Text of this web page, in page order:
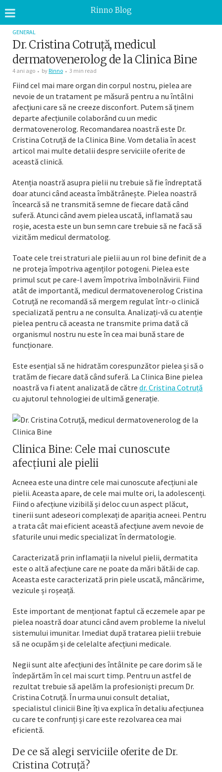
Rinno Blog
GENERAL
Dr. Cristina Cotruță, medicul
dermatovenerolog de la Clinica Bine
4 ani ago byRinno 3 min read
Fiind cel mai mare organ din corpul nostru, pielea are
nevoie de un tratament pe măsură pentru a nu întâlni
afecțiuni care să ne creeze disconfort. Putem să ținem
departe afecțiunile colaborând cu un medic
dermatovenerolog. Recomandarea noastră este Dr.
Cristina Cotruță de la Clinica Bine. Vom detalia în acest
articol mai multe detalii despre serviciile oferite de
această clinică.
Atenția noastră asupra pielii nu trebuie să fie îndreptată
doar atunci când aceasta îmbătrânește. Pielea noastră
încearcă să ne transmită semne de fiecare dată când
suferă. Atunci când avem pielea uscată, inflamată sau
roșie, acesta este un bun semn care trebuie să ne facă să
vizităm medicul dermatolog.
Toate cele trei straturi ale pielii au un rol bine definit de a
ne proteja împotriva agenților potogeni. Pielea este
primul scut pe care-l avem împotriva îmbolnăvirii. Fiind
atât de importantă, medicul dermatovenerolog Cristina
Cotruță ne recomandă să mergem regulat într-o clinică
specializată pentru a ne consulta. Analizați-vă cu atenție
pielea pentru că aceasta ne transmite prima dată că
organismul nostru nu este în cea mai bună stare de
funcționare.
Este esențial să ne hidratăm corespunzător pielea și să o
tratăm de fiecare dată când suferă. La Clinica Bine pielea
noastră va fi atent analizată de către dr. Cristina Cotruță
cu ajutorul tehnologiei de ultimă generație.
Clinica Bine: Cele mai cunoscute
afecțiuni ale pielii
Acneea este una dintre cele mai cunoscute afecțiuni ale
pielii. Aceasta apare, de cele mai multe ori, la adolescenți.
Fiind o afecțiune vizibilă și deloc cu un aspect plăcut,
tinerii sunt adeseori complexați de apariția acneei. Pentru
a trata cât mai eficient această afecțiune avem nevoie de
sfaturile unui medic specializat în dermatologie.
Caracterizată prin inflamații la nivelul pielii, dermatita
este o altă afecțiune care ne poate da mări bătăi de cap.
Aceasta este caracterizată prin piele uscată, mâncărime,
vezicule și roșeață.
Este important de menționat faptul că eczemele apar pe
pielea noastră doar atunci când avem probleme la nivelul
sistemului imunitar. Imediat după tratarea pielii trebuie
să ne ocupăm și de celelalte afecțiuni medicale.
Negii sunt alte afecțiuni des întâlnite pe care dorim să le
îndepărtăm în cel mai scurt timp. Pentru un astfel de
rezultat trebuie să apelăm la profesioniști precum Dr.
Cristina Cotruță. În urma unui consult detaliat,
specialistul clinicii Bine îți va explica în detaliu afecțiunea
cu care te confrunți și care este rezolvarea cea mai
eficientă.
De ce să alegi serviciile oferite de Dr.
Cristina Cotruță?